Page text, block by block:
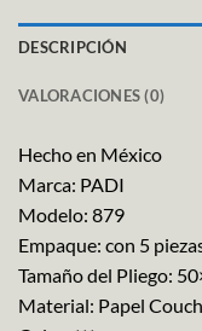
DESCRIPCIÓN
VALORACIONES (0)
Hecho en México
Marca: PADI
Modelo: 879
Empaque: con 5
Tamaño del Pliego:
Material: Papel